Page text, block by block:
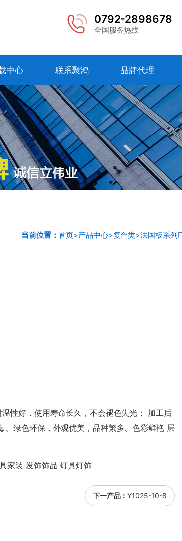
0792-2898678
全国服务热线
中心 联系聚鸿 品牌代理
当前位置： 首页>产品中心>复合类>法国板系列F
性好，使用寿命长久，不会褪色失光； 加工后
绿色环保，外观优美，品种繁多、色彩鲜艳 层
家装 发饰饰品 灯具灯饰
下一产品： Y1025-10-8